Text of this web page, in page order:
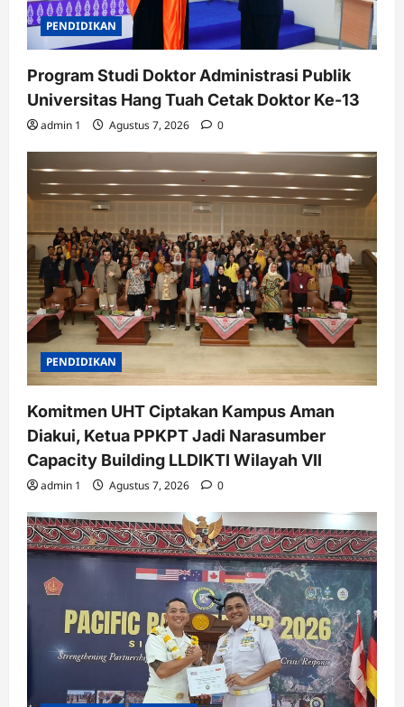
PENDIDIKAN
Program Studi Doktor Administrasi Publik
Universitas Hang Tuah Cetak Doktor Ke-13
admin 1 Agustus 7, 2026 0
PENDIDIKAN
Komitmen UHT Ciptakan Kampus Aman
Diakui, Ketua PPKPT Jadi Narasumber
Capacity Building LLDIKTI Wilayah VII
admin 1 Agustus 7, 2026 0